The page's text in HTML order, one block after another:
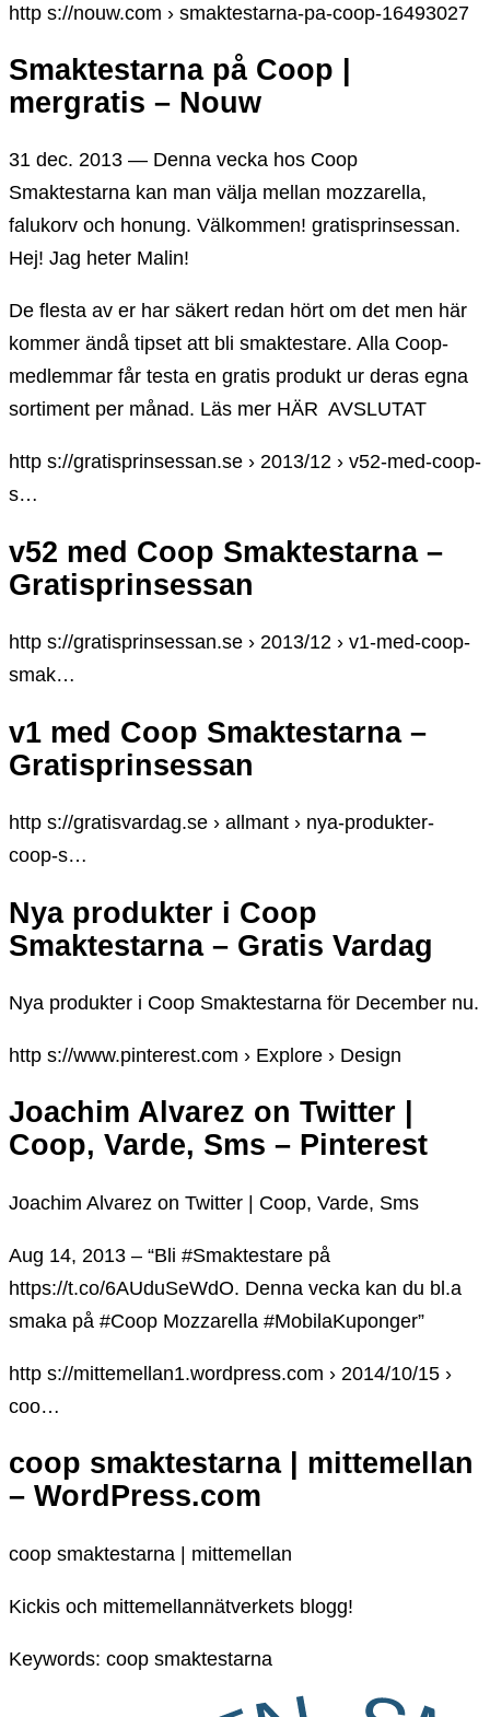
http s://nouw.com › smaktestarna-pa-coop-16493027
Smaktestarna på Coop |
mergratis – Nouw
31 dec. 2013 — Denna vecka hos Coop
Smaktestarna kan man välja mellan mozzarella,
falukorv och honung. Välkommen! gratisprinsessan.
Hej! Jag heter Malin!
De flesta av er har säkert redan hört om det men här
kommer ändå tipset att bli smaktestare. Alla Coop-
medlemmar får testa en gratis produkt ur deras egna
sortiment per månad. Läs mer HÄR ​ AVSLUTAT
http s://gratisprinsessan.se › 2013/12 › v52-med-coop-
s…
v52 med Coop Smaktestarna –
Gratisprinsessan
http s://gratisprinsessan.se › 2013/12 › v1-med-coop-
smak…
v1 med Coop Smaktestarna –
Gratisprinsessan
http s://gratisvardag.se › allmant › nya-produkter-
coop-s…
Nya produkter i Coop
Smaktestarna – Gratis Vardag
Nya produkter i Coop Smaktestarna för December nu.
http s://www.pinterest.com › Explore › Design
Joachim Alvarez on Twitter |
Coop, Varde, Sms – Pinterest
Joachim Alvarez on Twitter | Coop, Varde, Sms
Aug 14, 2013 – “Bli #Smaktestare på
https://t.co/6AUduSeWdO. Denna vecka kan du bl.a
smaka på #Coop Mozzarella #MobilaKuponger”
http s://mittemellan1.wordpress.com › 2014/10/15 ›
coo…
coop smaktestarna | mittemellan
– WordPress.com
coop smaktestarna | mittemellan
Kickis och mittemellannätverkets blogg!
Keywords: coop smaktestarna